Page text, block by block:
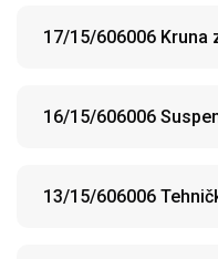
17/15/606006 Kruna
16/15/606006
13/15/606006